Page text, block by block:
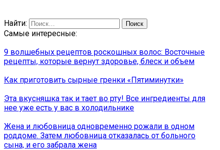
Найти:
Самые интересные:
9 волшебных рецептов роскошных волос: Восточные
рецепты, которые вернут здоровье, блеск и объем
Как приготовить сырные гренки «Пятиминутки»
Эта вкусняшка так и тает во рту! Все ингредиенты для
нее уже есть у вас в холодильнике
Жена и любовница одновременно рожали в одном
роддоме. Затем любовница отказалась от больного
сына, и его забрала жена